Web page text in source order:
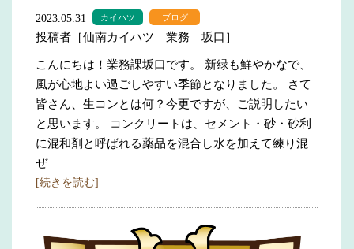
2023.05.31 カイハツ ブログ
投稿者［仙南カイハツ 業務 坂口］
こんにちは！業務課坂口です。 新緑も鮮やかなで、
風が心地よい過ごしやすい季節となりました。 さて
皆さん、生コンとは何？今更ですが、ご説明したい
と思います。 コンクリートは、セメント・砂・砂利
に混和剤と呼ばれる薬品を混合し水を加えて練り混
ぜ
[続きを読む]